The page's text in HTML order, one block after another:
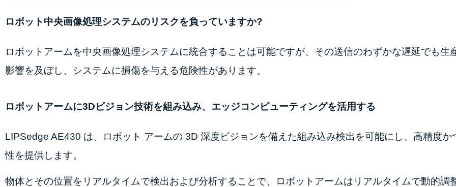
ロボット中央画像処理システムのリスクを負っていますか?
ロボットアームを中央画像処理システムに統合することは可能ですが、その送信のわずかな遅延でも生
影響を及ぼし、システムに損傷を与える危険性があります。
ロボットアームに3Dビジョン技術を組み込み、エッジコンピューティングを活用する
LIPSedge AE430 は、ロボット アームの 3D 深度ビジョンを備えた組み込み検出を可能にし、高精度か
性を提供します。
物体とその位置をリアルタイムで検出および分析することで、ロボットアームはリアルタイムで動的調